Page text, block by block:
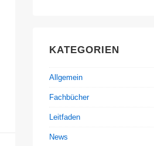
KATEGORIEN
Allgemein
Fachbücher
Leitfaden
News